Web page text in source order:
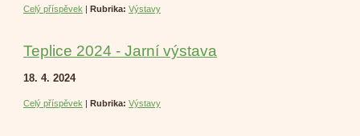
Celý příspěvek | Rubrika: Výstavy
Teplice 2024 - Jarní výstava
18. 4. 2024
Celý příspěvek | Rubrika: Výstavy